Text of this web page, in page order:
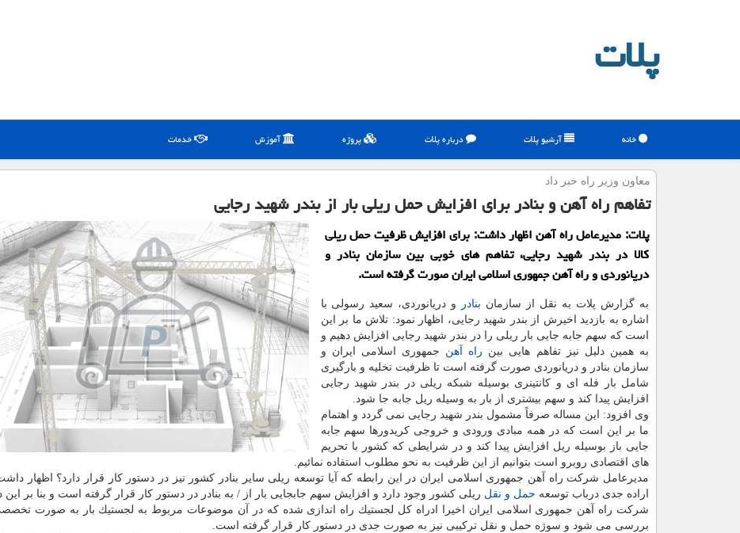
پلات
خانه آرشیو پلات درباره پلات پروژه آموزش خدمات
معاون وزیر راه خبر داد
تفاهم راه آهن و بنادر برای افزایش حمل ریلی بار از بندر شهید رجایی
پلات: مدیرعامل راه آهن اظهار داشت: برای افزایش ظرفیت حمل ریلی
كالا در بندر شهید رجایی، تفاهم های خوبی بین سازمان بنادر و
دریانوردی و راه آهن جمهوری اسلامی ایران صورت گرفته است.
به گزارش پلات به نقل از سازمان بنادر
و دریانوردی، سعید رسولی با
اشاره به بازدید اخیرش از بندر شهید رجایی، اظهار نمود: تلاش ما بر این
است كه سهم جابه جایی بار ریلی را در بندر شهید رجایی افزایش دهیم و
به همین دلیل نیز تفاهم هایی بین راه آهن جمهوری اسلامی ایران و
سازمان بنادر و دریانوردی صورت گرفته است تا ظرفیت تخلیه و بارگیری
شامل بار فله ای و كانتینری بوسیله شبكه ریلی در بندر شهید رجایی
افزایش پیدا كند و سهم بیشتری از بار به وسیله ریل جابه جا شود.
وی افزود: این مساله صرفاً مشمول بندر شهید رجایی نمی گردد و اهتمام
ما بر این است كه در همه مبادی ورودی و خروجی كریدورها سهم جابه
جایی باز بوسیله ریل افزایش پیدا كند و در شرایطی كه كشور با تحریم
های اقتصادی روبرو است بتوانیم از این ظرفیت به نحو مطلوب استفاده نمائیم.
مدیرعامل شركت راه آهن جمهوری اسلامی ایران در این رابطه كه آیا توسعه ریلی سایر بنادر كشور نیز در دستور كار قرار دارد؟ اظهار
اراده جدی درباب توسعه حمل و نقل ریلی كشور وجود دارد و افزایش سهم جابجایی بار از / به بنادر در دستور كار قرار گرفته است و بنا بر این
شركت راه آهن جمهوری اسلامی ایران اخیرا ادراه كل لجستیك راه اندازی شده كه در آن موضوعات مربوط به لجستیك بار به صورت
بررسی می شود و سوژه حمل و نقل تركیبی نیز به صورت جدی در دستور كار قرار گرفته است.